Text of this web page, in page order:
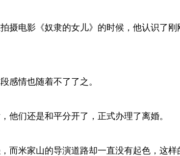
摄电影《奴隶的女儿》的时候，他认识了
感情也随着不了了之。
他们还是和平分开了，正式办理了离婚。
而米家山的导演道路却一直没有起色，这